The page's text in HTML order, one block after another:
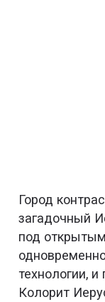
Город
загадочный
под
технологии,
Колорит